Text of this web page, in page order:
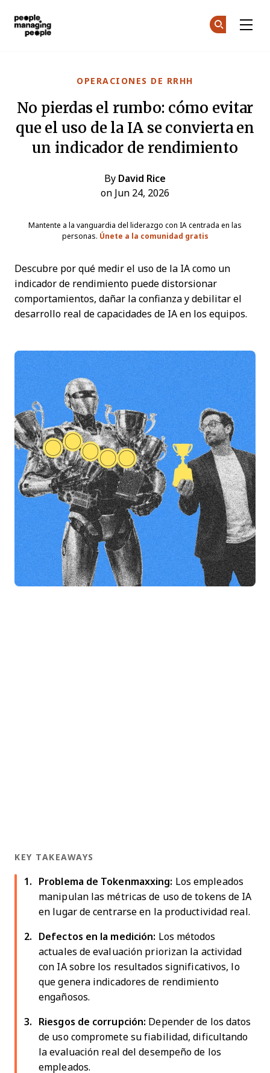
OPERACIONES DE RRHH
No pierdas el rumbo: cómo evitar
que el uso de la IA se convierta en
un indicador de rendimiento
By David Rice
on Jun 24, 2026
Mantente a la vanguardia del liderazgo con IA centrada en las
personas. Únete a la comunidad gratis
Descubre por qué medir el uso de la IA como un
indicador de rendimiento puede distorsionar
comportamientos, dañar la confianza y debilitar el
desarrollo real de capacidades de IA en los equipos.
KEY TAKEAWAYS
Problema de Tokenmaxxing: Los empleados
manipulan las métricas de uso de tokens de IA
en lugar de centrarse en la productividad real.
Defectos en la medición: Los métodos
actuales de evaluación priorizan la actividad
con IA sobre los resultados significativos, lo
que genera indicadores de rendimiento
engañosos.
Riesgos de corrupción: Depender de los datos
de uso compromete su fiabilidad, dificultando
la evaluación real del desempeño de los
empleados.